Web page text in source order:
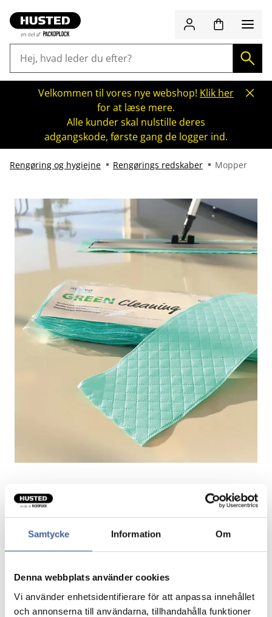
Samtycke Information Om
Denna webbplats använder cookies
Vi använder enhetsidentifierare för att anpassa innehållet
och annonserna till användarna, tillhandahålla funktioner
Velkommen til vores nye webshop! Klik her
for at læse mere.
Alle kunder skal nulstille deres
adgangskode, første gang de logger ind.
Rengøring og hygiejne Rengørings redskaber Mopper
Activa Green Cleaning Mopp
En engangsmoppe, der kan bruges flere gange
Svanemærket tør- og vådmoppe af mikrofiber, der
Moppen er dobbeltsidet og begge sider fastgøres
direkte til moppestativets velcro.
Har et unikt vaffelmønster og absorberer ca. 7 gange